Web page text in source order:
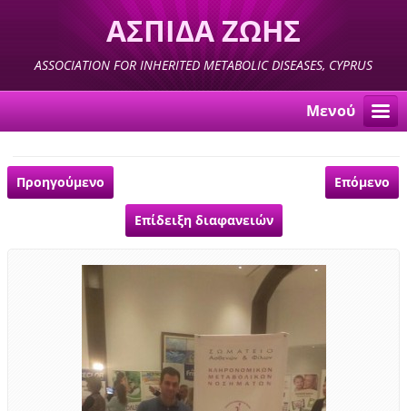
ΑΣΠΙΔΑ ΖΩΗΣ
ASSOCIATION FOR INHERITED METABOLIC DISEASES, CYPRUS
Μενού
Προηγούμενο Επόμενο
Επίδειξη διαφανειών